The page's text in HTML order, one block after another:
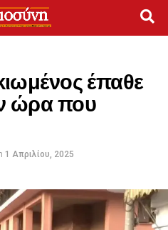
έπαθε
ώρα που
1 Απριλίου, 2025